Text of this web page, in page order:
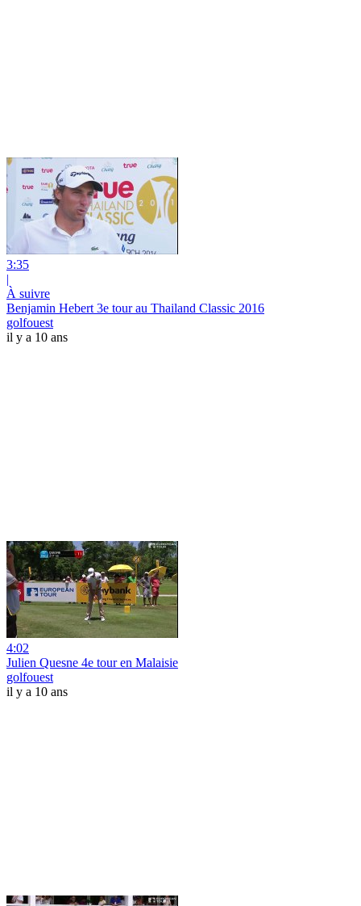
3:35
|
À suivre
Benjamin Hebert 3e tour au Thailand Classic 2016
golfouest
il y a 10 ans
4:02
Julien Quesne 4e tour en Malaisie
golfouest
il y a 10 ans